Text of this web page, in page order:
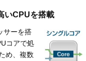
いCPUを搭載
サーを搭
コアで処
め、複数